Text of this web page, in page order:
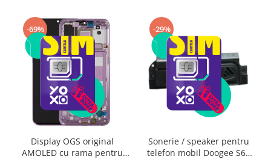
-69%
Display OGS original
AMOLED cu rama pentru
-29%
Sonerie / speaker pentru
telefon mobil Doogee S68